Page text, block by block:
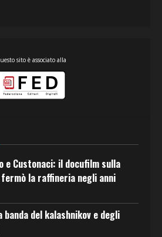
sito è associato alla
e Custonaci: il docufilm sulla
la raffineria negli anni
del kalashnikov e degli